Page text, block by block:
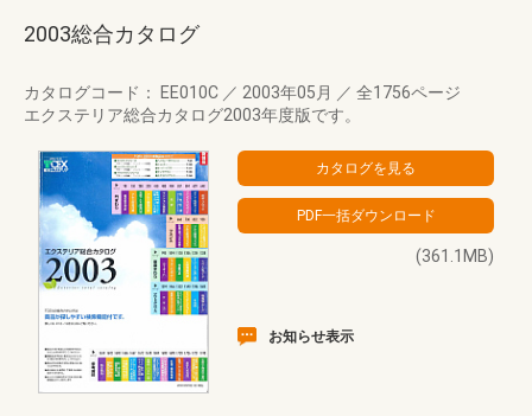
2003総合カタログ
カタログコード： EE010C ／ 2003年05月 ／ 全1756ページ
エクステリア総合カタログ2003年度版です。
(361.1MB)
お知らせ表示